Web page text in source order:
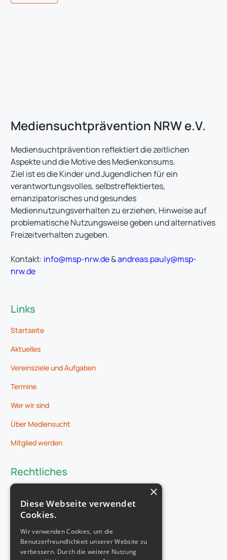
Mediensuchtprävention NRW e.V.
Mediensuchtprävention reflektiert die zeitlichen
Aspekte und die Motive des Medienkonsums.
Ziel ist es die Kinder und Jugendlichen für ein
verantwortungsvolles, selbstreflektiertes,
emanzipatorisches und gesundes
Mediennutzungsverhalten zu erziehen, Hinweise auf
problematische Nutzungsweise geben und alternatives
Freizeitverhalten zugeben.
Kontakt: info@msp-nrw.de&andreas.pauly@msp-
nrw.de
Links
Startseite
Aktuelles
Vereinsziele und Aufgaben
Termine
Wer wir sind
Über Mediensucht
Mitglied werden
Rechtliches
Datenschutz
×
Diese Webseite verwendet
Cookies.
Wir verwenden Cookies, um die
Benutzerfreundlichkeit unserer Website zu
verbessern. Durch die weitere Nutzung